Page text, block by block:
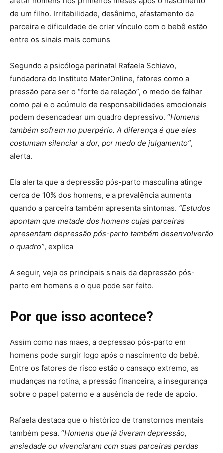
de um filho. Irritabilidade, desânimo, afastamento da
parceira e dificuldade de criar vínculo com o bebê estão
entre os sinais mais comuns.
Segundo a psicóloga perinatal Rafaela Schiavo,
fundadora do Instituto MaterOnline, fatores como a
pressão para ser o “forte da relação”, o medo de falhar
como pai e o acúmulo de responsabilidades emocionais
podem desencadear um quadro depressivo. “Homens
também sofrem no puerpério. A diferença é que eles
costumam silenciar a dor, por medo de julgamento”,
alerta.
Ela alerta que a depressão pós-parto masculina atinge
cerca de 10% dos homens, e a prevalência aumenta
quando a parceira também apresenta sintomas. “Estudos
apontam que metade dos homens cujas parceiras
apresentam depressão pós-parto também desenvolverão
o quadro”, explica
A seguir, veja os principais sinais da depressão pós-
parto em homens e o que pode ser feito.
Por que isso acontece?
Assim como nas mães, a depressão pós-parto em
homens pode surgir logo após o nascimento do bebê.
Entre os fatores de risco estão o cansaço extremo, as
mudanças na rotina, a pressão financeira, a insegurança
sobre o papel paterno e a ausência de rede de apoio.
Rafaela destaca que o histórico de transtornos mentais
também pesa. “Homens que já tiveram depressão,
ansiedade ou vivenciaram com suas parceiras perdas